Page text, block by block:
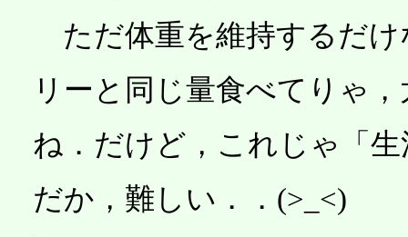
ただ体重を維持するだけ
リーと同じ量食べてりゃ
ね．だけど，これじゃ「
だか，難しい．．(>_<)